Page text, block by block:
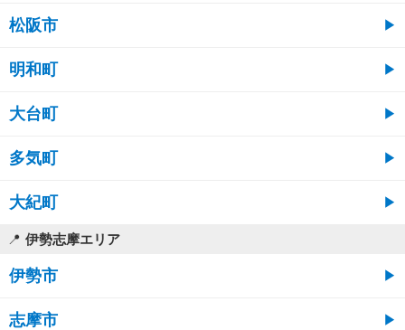
松阪市
明和町
大台町
多気町
大紀町
伊勢志摩エリア
伊勢市
志摩市